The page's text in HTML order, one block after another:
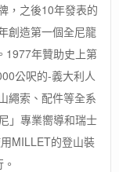
，之後10年發表的
創造第一個全尼龍
1977年贊助史上第
公呎的-義大利人
繩索、配件等全系
」專業嚮導和瑞士
MILLET的登山裝